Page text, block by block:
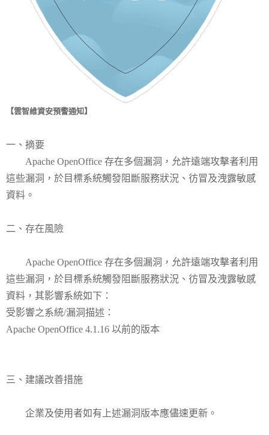
【雲智維資安預警通知】
一、摘要
Apache OpenOffice 存在多個漏洞，允許遠端攻擊者利用
這些漏洞，於目標系統觸發阻斷服務狀況、彷冒及洩露敏感
資料。
二、存在風險
Apache OpenOffice 存在多個漏洞，允許遠端攻擊者利用
這些漏洞，於目標系統觸發阻斷服務狀況、彷冒及洩露敏感
資料，其影響系統如下：
受影響之系統/漏洞描述：
Apache OpenOffice 4.1.16 以前的版本
三、建議改善措施
企業及使用者如有上述漏洞版本應儘速更新。